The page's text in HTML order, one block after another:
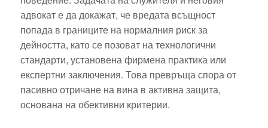
адвокат е да докажат, че вредата всъщност
попада в границите на нормалния риск за
дейността, като се позоват на технологични
стандарти, установена фирмена практика или
експертни заключения. Това превръща спора от
пасивно отричане на вина в активна защита,
основана на обективни критерии.